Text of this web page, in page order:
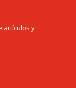
artículos y